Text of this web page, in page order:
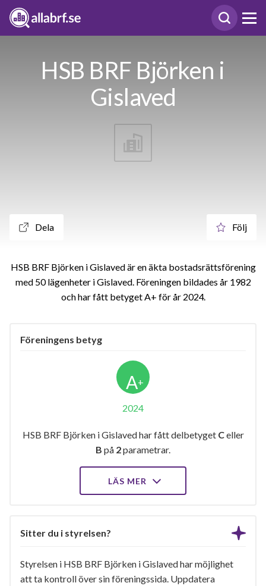
HSB BRF Björken i
Gislaved
Dela Följ
HSB BRF Björken i Gislaved är en äkta bostadsrättsförening
med 50 lägenheter i Gislaved. Föreningen bildades år 1982
och har fått betyget A+ för år 2024
Föreningens betyg
A+
2024
HSB BRF Björken i Gislaved har fått delbetyget Celler
B på 2parametrar.
LÄS MER
Sitter du i styrelsen?
Styrelsen i HSB BRF Björken i Gislaved har möjlighet
att ta kontroll över sin föreningssida. Uppdatera